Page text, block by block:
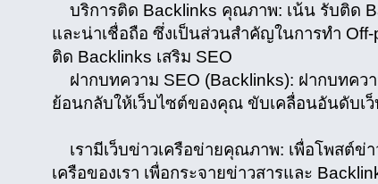
บริการติด Backlinks คุณภาพ: เน้น รับติด
และน่าเชื่อถือ ซึ่งเป็นส่วนสำคัญในการทำ
ติด Backlinks เสริม SEO
ฝากบทความ SEO (Backlinks): ฝากบทคว
ย้อนกลับให้เว็บไซต์ของคุณ ขับเคลื่อนอันดับเ
เรามีเว็บข่าวเครือข่ายคุณภาพ: เพื่อโพสต์
เครือของเรา เพื่อกระจายข่าวสารและ